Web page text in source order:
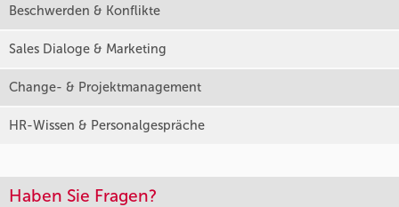
Beschwerden & Konflikte
Sales Dialoge & Marketing
Change- & Projektmanagement
HR-Wissen & Personalgespräche
Haben Sie Fragen?